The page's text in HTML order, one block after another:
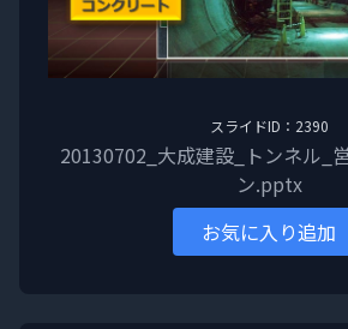
スライドID：2390
20130702_大成建設_トンネル_
ン.pptx
お気に入り追加